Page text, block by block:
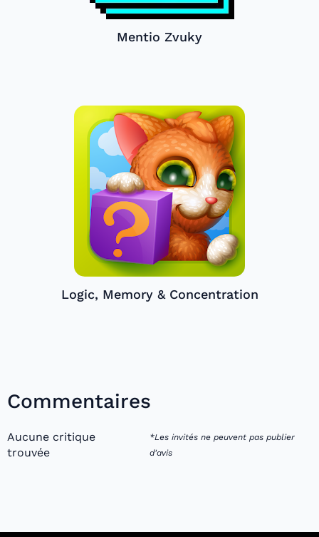
Mentio Zvuky
Logic, Memory & Concentration
Commentaires
Aucune critique
trouvée
*Les invités ne peuvent pas publier
d'avis